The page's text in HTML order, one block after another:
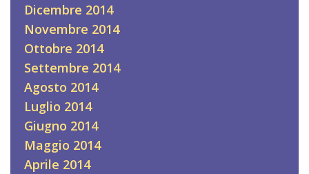
Dicembre 2014
Novembre 2014
Ottobre 2014
Settembre 2014
Agosto 2014
Luglio 2014
Giugno 2014
Maggio 2014
Aprile 2014